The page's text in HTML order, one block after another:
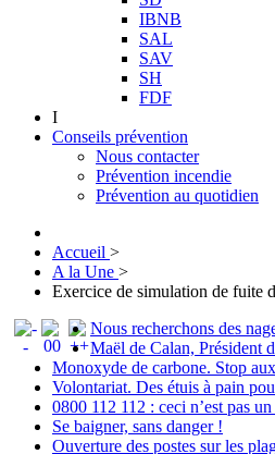
IBNB
SAL
SAV
SH
FDF
I
Conseils prévention
Nous contacter
Prévention incendie
Prévention au quotidien
Accueil >
A la Une >
Exercice de simulation de fuite
Nous recherchons des
Maël de Calan, Président
Monoxyde de carbone. Stop
Volontariat. Des étuis à pain
0800 112 112 : ceci n’est pas
Se baigner, sans danger !
Ouverture des postes sur les